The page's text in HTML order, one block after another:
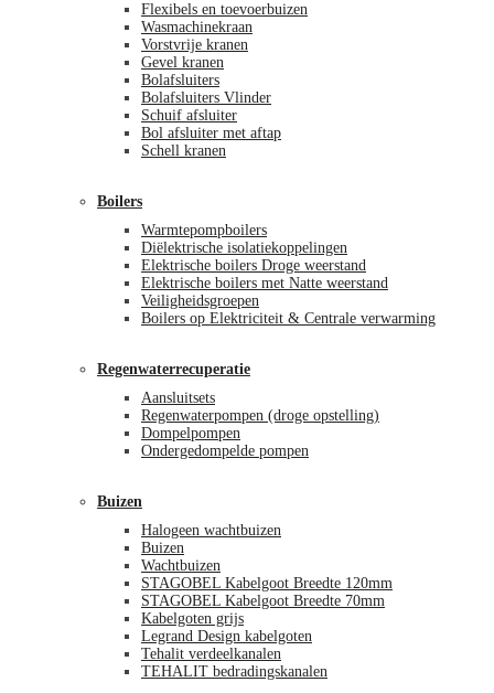
Flexibels en toevoerbuizen
Wasmachinekraan
Vorstvrije kranen
Gevel kranen
Bolafsluiters
Bolafsluiters Vlinder
Schuif afsluiter
Bol afsluiter met aftap
Schell kranen
Boilers
Warmtepompboilers
Diëlektrische isolatiekoppelingen
Elektrische boilers Droge weerstand
Elektrische boilers met Natte weerstand
Veiligheidsgroepen
Boilers op Elektriciteit & Centrale verwarming
Regenwaterrecuperatie
Aansluitsets
Regenwaterpompen (droge opstelling)
Dompelpompen
Ondergedompelde pompen
Buizen
Halogeen wachtbuizen
Buizen
Wachtbuizen
STAGOBEL Kabelgoot Breedte 120mm
STAGOBEL Kabelgoot Breedte 70mm
Kabelgoten grijs
Legrand Design kabelgoten
Tehalit verdeelkanalen
TEHALIT bedradingskanalen